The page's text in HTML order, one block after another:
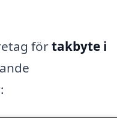
förtakbyte i